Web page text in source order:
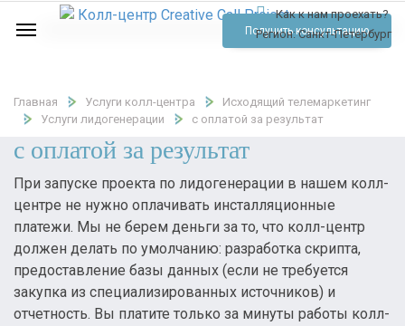
Как к нам проехать?
Регион:Санкт-Петербург
Отзывы
Тарифы
Контакты
Обратный звонок
Позвонить
Получить консультацию
Главная Услуги колл-центра
Исходящий телемаркетинг
Услуги лидогенерации
с оплатой за результат
с оплатой за результат
При запуске проекта по лидогенерации в нашем колл-
центре не нужно оплачивать инсталляционные
платежи. Мы не берем деньги за то, что колл-центр
должен делать по умолчанию: разработка скрипта,
предоставление базы данных (если не требуется
закупка из специализированных источников) и
отчетность. Вы платите только за минуты работы колл-